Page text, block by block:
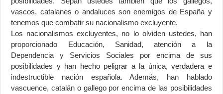
vascos, catalanes o andaluces son enemigos de España y
tenemos que combatir su nacionalismo excluyente.
Los nacionalismos excluyentes, no lo olviden ustedes, han
proporcionado Educación, Sanidad, atención a la
Dependencia y Servicios Sociales por encima de sus
posibilidades y han hecho peligrar a la única, verdadera e
indestructible nación española. Además, han hablado
vascuence, catalán o gallego por encima de las posibilidades